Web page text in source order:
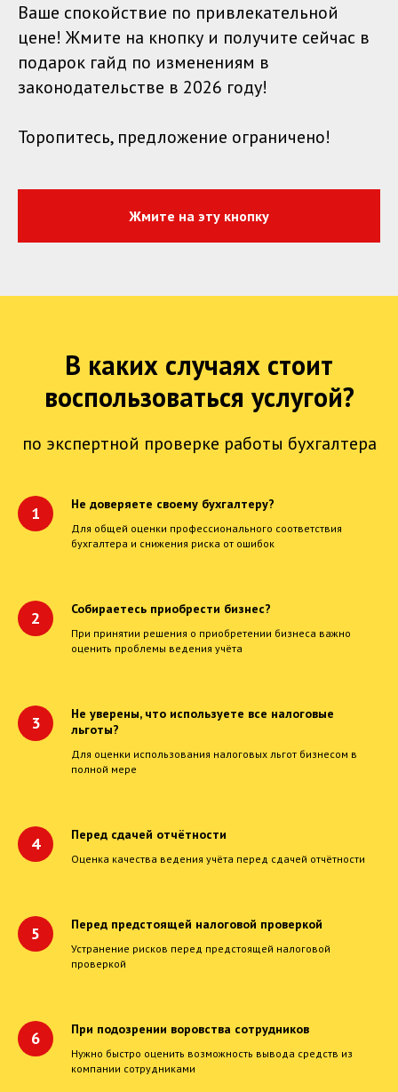
Ваше спокойствие по привлекательной
цене! Жмите на кнопку и получите сейчас в
подарок гайд по изменениям в
законодательстве в 2026 году!
Торопитесь, предложение ограничено!
Жмите на эту кнопку
В каких случаях стоит
воспользоваться услугой?
по экспертной проверке работы бухгалтера
Не доверяете своему бухгалтеру?
Для общей оценки профессионального соответствия
бухгалтера и снижения риска от ошибок
Собираетесь приобрести бизнес?
При принятии решения о приобретении бизнеса важно
оценить проблемы ведения учёта
Не уверены, что используете все налоговые
льготы?
Для оценки использования налоговых льгот бизнесом в
полной мере
Перед сдачей отчётности
Оценка качества ведения учёта перед сдачей отчётности
Перед предстоящей налоговой проверкой
Устранение рисков перед предстоящей налоговой
проверкой
При подозрении воровства сотрудников
Нужно быстро оценить возможность вывода средств из
компании сотрудниками